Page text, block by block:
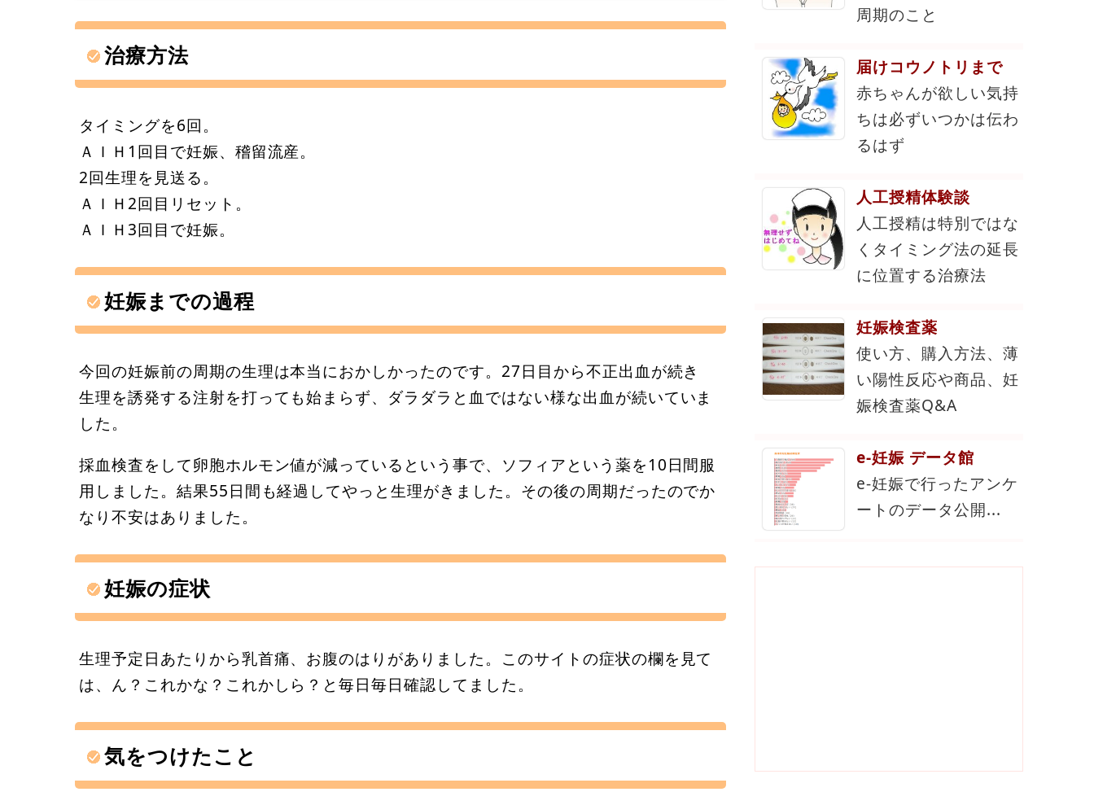
治療方法
タイミングを6回。
ＡＩＨ1回目で妊娠、稽留流産。
2回生理を見送る。
ＡＩＨ2回目リセット。
ＡＩＨ3回目で妊娠。
妊娠までの過程
今回の妊娠前の周期の生理は本当におかしかったのです。27日目から不正出血が続き
生理を誘発する注射を打っても始まらず、ダラダラと血ではない様な出血が続いていま
した。
採血検査をして卵胞ホルモン値が減っているという事で、ソフィアという薬を10日間服
用しました。結果55日間も経過してやっと生理がきました。その後の周期だったのでか
なり不安はありました。
妊娠の症状
生理予定日あたりから乳首痛、お腹のはりがありました。このサイトの症状の欄を見て
は、ん？これかな？これかしら？と毎日毎日確認してました。
気をつけたこと
周期のこと
届けコウノトリまで
赤ちゃんが欲しい気持
ちは必ずいつかは伝わ
るはず
人工授精体験談
人工授精は特別ではな
くタイミング法の延長
に位置する治療法
妊娠検査薬
使い方、購入方法、薄
い陽性反応や商品、妊
娠検査薬Q&A
e-妊娠 データ館
e-妊娠で行ったアンケ
ートのデータ公開...